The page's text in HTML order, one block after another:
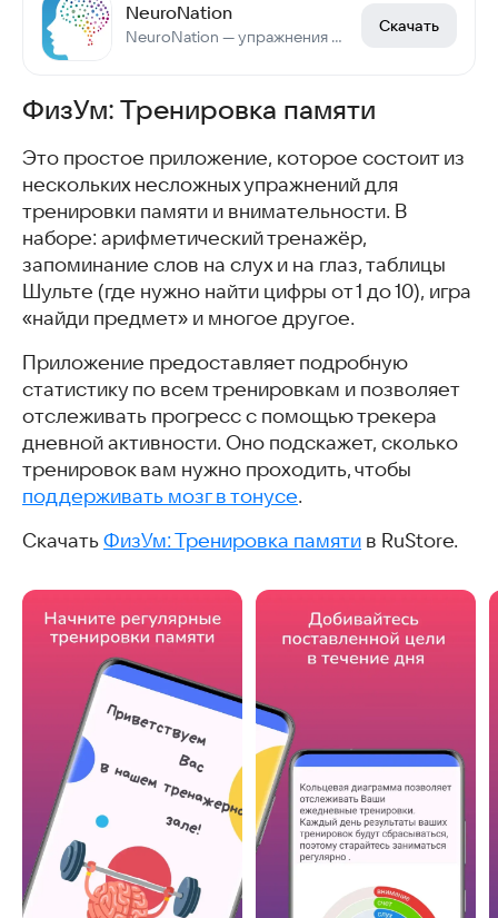
NeuroNation
NeuroNation — упражнения для мозга
Скачать
ФизУм: Тренировка памяти
Это простое приложение, которое состоит из
нескольких несложных упражнений для
тренировки памяти и внимательности. В
наборе: арифметический тренажёр,
запоминание слов на слух и на глаз, таблицы
Шульте (где нужно найти цифры от 1 до 10), игра
«найди предмет» и многое другое.
Приложение предоставляет подробную
статистику по всем тренировкам и позволяет
отслеживать прогресс с помощью трекера
дневной активности. Оно подскажет, сколько
тренировок вам нужно проходить, чтобы
поддерживать мозг в тонусе.
Скачать ФизУм: Тренировка памяти в RuStore.